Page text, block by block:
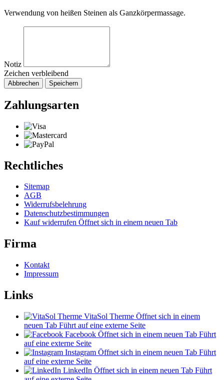
Verwendung von heißen Steinen als Ganzkörpermassage.
Notiz
Zeichen verbleibend
Abbrechen Speichern
Zahlungsarten
Rechtliches
Sitemap
AGB
Widerrufsbelehrung
Datenschutzbestimmungen
Kauf widerrufen Öffnet sich in einem neuen Tab
Firma
Kontakt
Impressum
Links
VitaSol Therme Öffnet sich in einem
neuen Tab Führt auf eine externe Seite
Facebook Öffnet sich in einem neuen Tab Führt
auf eine externe Seite
Instagram Öffnet sich in einem neuen Tab Führt
auf eine externe Seite
LinkedIn Öffnet sich in einem neuen Tab Führt